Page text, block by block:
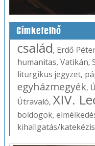
Címkefelhő
család, Erdő
humanitas, Vatikán,
liturgikus jegyzet,
egyházmegyék,
Útravaló, XIV.
boldogok,
kihallgatás/katekézis